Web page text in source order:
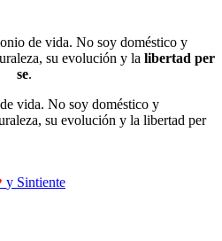
de vida. No soy doméstico y
su evolución y la libertad per
se.
vida. No soy doméstico y
su evolución y la libertad per
y Sintiente